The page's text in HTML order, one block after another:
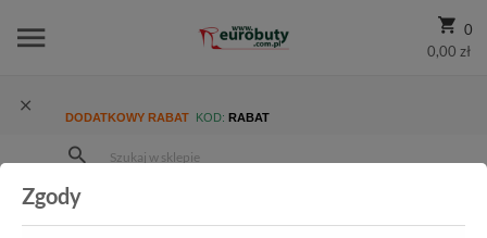
0
0,00 zł
DODATKOWY RABAT KOD: RABAT
Ekskluzywne
Kolekcja Męska
Półbuty Wizytowe
Zgody